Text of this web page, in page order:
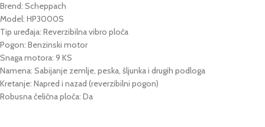
Brend: Scheppach
Model: HP3000S
Tip uređaja: Reverzibilna vibro ploča
Pogon: Benzinski motor
Snaga motora: 9 KS
Namena: Sabijanje zemlje, peska, šljunka i drugih podloga
Kretanje: Napred i nazad (reverzibilni pogon)
Robusna čelična ploča: Da